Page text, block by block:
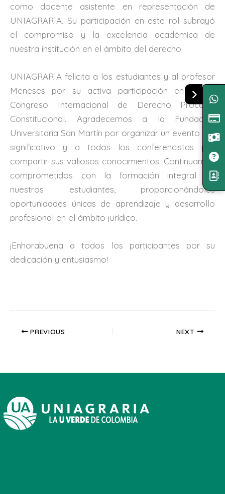
como docente asistente en representación de
UNIAGRARIA. Su participación en este rol subrayó
el compromiso y la excelencia académica de
nuestra institución en el ámbito del derecho.
UNIAGRARIA felicita a los estudiantes y al profesor
Meneses por su activa participación en el XV
Congreso Internacional de Derecho Procesal
Constitucional. Agradecemos a la Fundación
Universitaria San Martín por organizar un evento tan
significativo y a todos los conferencistas por
compartir sus valiosos conocimientos. Continuamos
comprometidos con la formación integral de
nuestros estudiantes, proporcionándoles
oportunidades únicas de aprendizaje y desarrollo
profesional en el ámbito jurídico.
¡Enhorabuena a todos los participantes por su
dedicación y entusiasmo!
PREVIOUS NEXT